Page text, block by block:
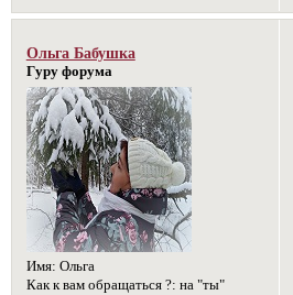
Ольга Бабушка
Гуру форума
Имя: Ольга
Как к вам обращаться ?: на "ты"